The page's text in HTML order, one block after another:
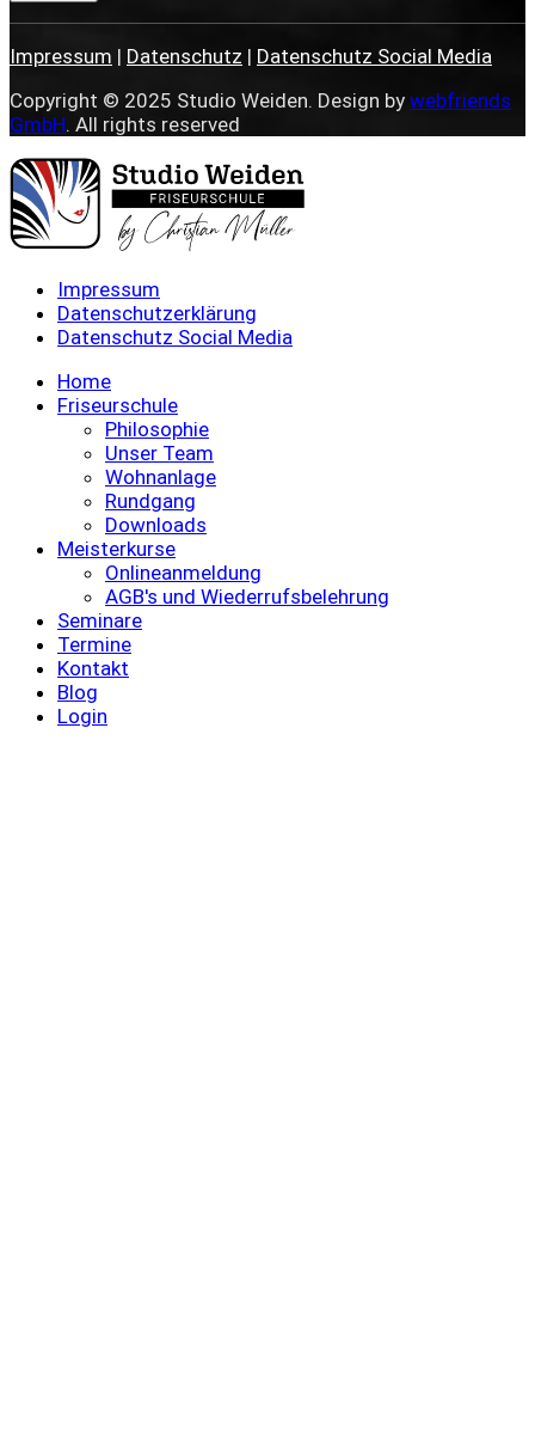
Impressum | Datenschutz | Datenschutz Social Media
Copyright © 2025 Studio Weiden. Design by webfriends
GmbH. All rights reserved
Impressum
Datenschutzerklärung
Datenschutz Social Media
Home
Friseurschule
Philosophie
Unser Team
Wohnanlage
Rundgang
Downloads
Meisterkurse
Onlineanmeldung
AGB's und Wiederrufsbelehrung
Seminare
Termine
Kontakt
Blog
Login